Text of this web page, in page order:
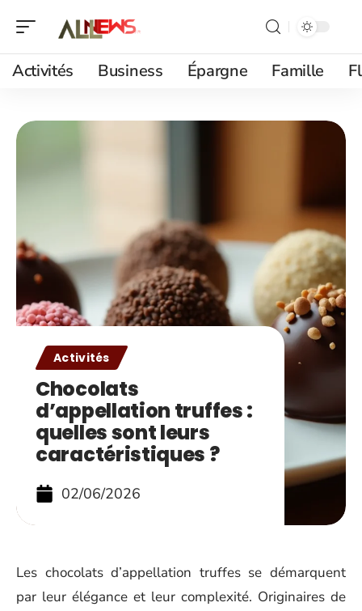
Activités Business Épargne Famille
Activités
Chocolats
d’appellation truffes :
quelles sont leurs
caractéristiques ?
02/06/2026
Les chocolats d’appellation truffes se démarquent
par leur élégance et leur complexité. Originaires de